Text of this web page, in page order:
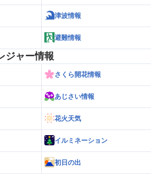
津波情報
避難情報
ジャー情報
さくら開花情報
あじさい情報
花火天気
イルミネーション
初日の出